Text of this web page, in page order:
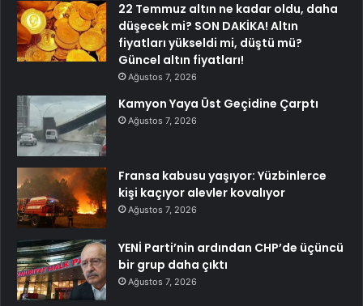
22 Temmuz altın ne kadar oldu, daha
düşecek mi? SON DAKİKA! Altın
fiyatları yükseldi mi, düştü mü?
Güncel altın fiyatları!
Ağustos 7, 2026
Kamyon Yaya Üst Geçidine Çarptı
Ağustos 7, 2026
Fransa kabusu yaşıyor: Yüzbinlerce
kişi kaçıyor alevler kovalıyor
Ağustos 7, 2026
YENİ Parti’nin ardından CHP’de üçüncü
bir grup daha çıktı
Ağustos 7, 2026